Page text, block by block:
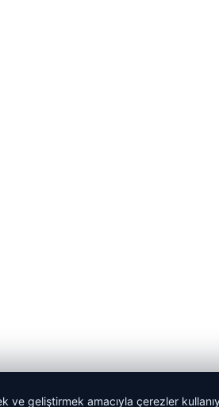
ve geliştirmek amacıyla çerezler